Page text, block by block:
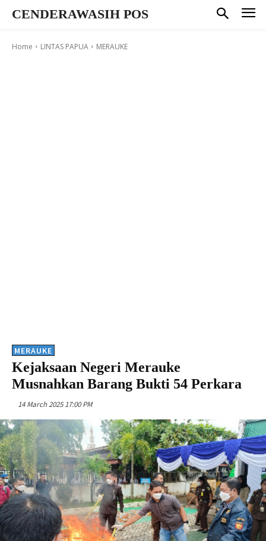
CENDERAWASIH POS
Home LINTAS PAPUA MERAUKE
MERAUKE
Kejaksaan Negeri Merauke
Musnahkan Barang Bukti 54 Perkara
14 March 2025 17:00 PM